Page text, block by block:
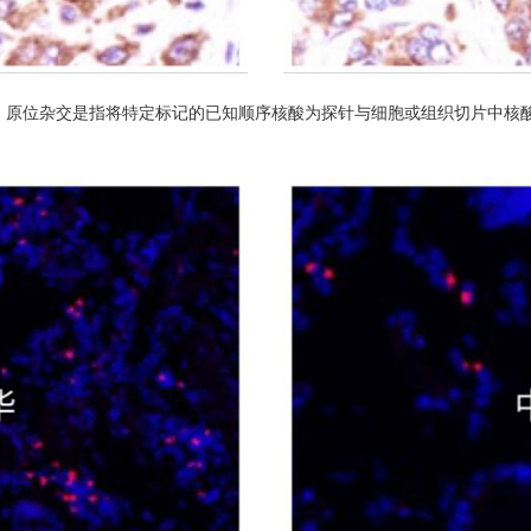
位杂交是指将特定标记的已知顺序核酸为探针与细胞或组织切片中